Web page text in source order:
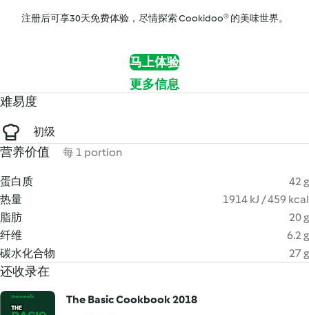
注册后可享30天免费体验，尽情探索 Cookidoo® 的美味世界。
马上体验
更多信息
难易度
初级
营养价值 每 1 portion
蛋白质
42 g
热量
1914 kJ / 459 kcal
脂肪
20 g
纤维
6.2 g
碳水化合物
27 g
还收录在
The Basic Cookbook 2018